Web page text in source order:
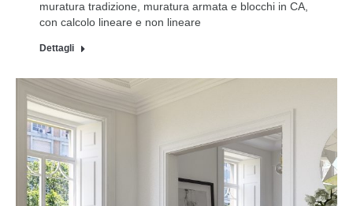
muratura tradizione, muratura armata e blocchi in CA,
con calcolo lineare e non lineare
Dettagli